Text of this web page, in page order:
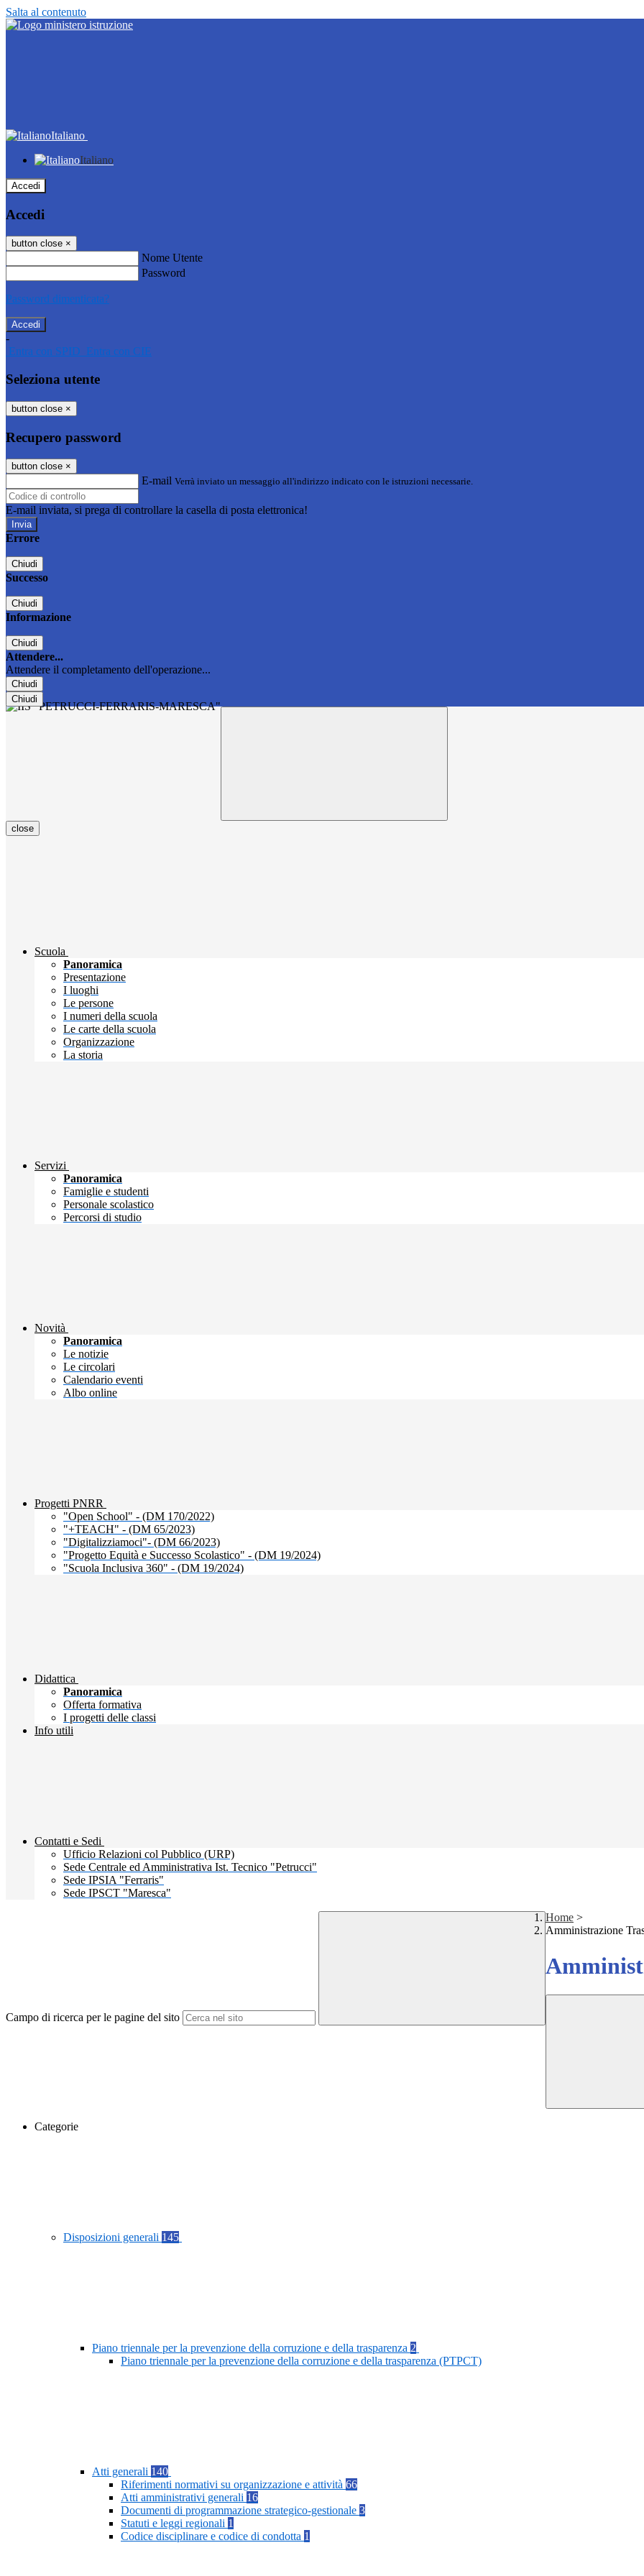
Salta al contenuto
Italiano
Italiano
Accedi
Accedi
button close ×
Nome Utente
Password
Password dimenticata?
-
Entra con SPID Entra con CIE
Seleziona utente
button close ×
Recupero password
button close ×
E-mail Verrà inviato un messaggio all'indirizzo indicato con le istruzioni necessarie.
E-mail inviata, si prega di controllare la casella di posta elettronica!
Errore
Chiudi
Successo
Chiudi
Informazione
Chiudi
Attendere...
Attendere il completamento dell'operazione...
Chiudi
Chiudi
close
Scuola
Panoramica
Presentazione
I luoghi
Le persone
I numeri della scuola
Le carte della scuola
Organizzazione
La storia
Servizi
Panoramica
Famiglie e studenti
Personale scolastico
Percorsi di studio
Novità
Panoramica
Le notizie
Le circolari
Calendario eventi
Albo online
Progetti PNRR
"Open School" - (DM 170/2022)
"+TEACH" - (DM 65/2023)
"Digitalizziamoci"- (DM 66/2023)
"Progetto Equità e Successo Scolastico" - (DM 19/2024)
"Scuola Inclusiva 360" - (DM 19/2024)
Didattica
Panoramica
Offerta formativa
I progetti delle classi
Info utili
Contatti e Sedi
Ufficio Relazioni col Pubblico (URP)
Sede Centrale ed Amministrativa Ist. Tecnico "Petrucci"
Sede IPSIA "Ferraris"
Sede IPSCT "Maresca"
Campo di ricerca per le pagine del sito
Home >
Amministrazione
Categorie
Disposizioni generali 145
Piano triennale per la prevenzione della corruzione e della trasparenza 2
Piano triennale per la prevenzione della corruzione e della trasparenza (PTPCT)
Atti generali 140
Riferimenti normativi su organizzazione e attività 66
Atti amministrativi generali 16
Documenti di programmazione strategico-gestionale 3
Statuti e leggi regionali 1
Codice disciplinare e codice di condotta 1